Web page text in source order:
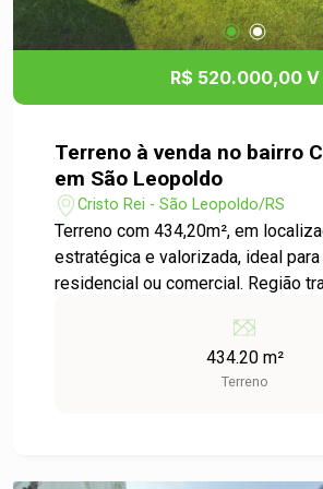
R$ 520.000,00 V
Terreno à venda no bairro
em São Leopoldo
Cristo Rei - São Leopoldo/RS
Terreno com 434,20m², em
estratégica e valorizada, ideal
residencial ou comercial. Região
escolas, mercados, farmácias e
conveniências do dia a dia. Um espaço amplo e
com grande potencial para você
434.20 m²
Terreno